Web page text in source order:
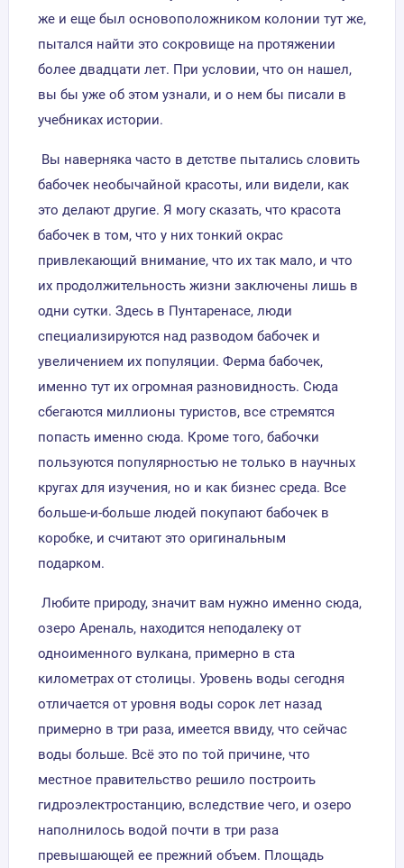
же и еще был основоположником колонии тут же,
пытался найти это сокровище на протяжении
более двадцати лет. При условии, что он нашел,
вы бы уже об этом узнали, и о нем бы писали в
учебниках истории.
Вы наверняка часто в детстве пытались словить
бабочек необычайной красоты, или видели, как
это делают другие. Я могу сказать, что красота
бабочек в том, что у них тонкий окрас
привлекающий внимание, что их так мало, и что
их продолжительность жизни заключены лишь в
одни сутки. Здесь в Пунтаренасе, люди
специализируются над разводом бабочек и
увеличением их популяции. Ферма бабочек,
именно тут их огромная разновидность. Сюда
сбегаются миллионы туристов, все стремятся
попасть именно сюда. Кроме того, бабочки
пользуются популярностью не только в научных
кругах для изучения, но и как бизнес среда. Все
больше-и-больше людей покупают бабочек в
коробке, и считают это оригинальным
подарком.
Любите природу, значит вам нужно именно сюда,
озеро Ареналь, находится неподалеку от
одноименного вулкана, примерно в ста
километрах от столицы. Уровень воды сегодня
отличается от уровня воды сорок лет назад
примерно в три раза, имеется ввиду, что сейчас
воды больше. Всё это по той причине, что
местное правительство решило построить
гидроэлектростанцию, вследствие чего, и озеро
наполнилось водой почти в три раза
превышающей ее прежний объем. Площадь